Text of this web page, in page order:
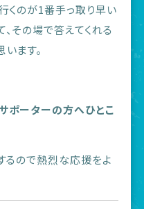
くのが1番手っ取り早い
その場で答えてくれる
ます。
ポーターの方へひとこ
ので熱烈な応援をよ